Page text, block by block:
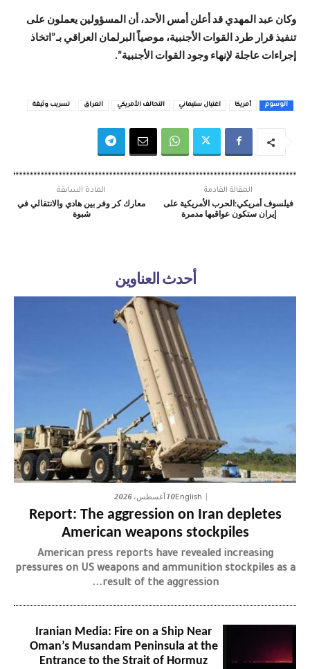
وكان عبد المهدي قد أعلن أمس الأحد، أن المسؤولين يعملون على
تنفيذ قرار طرد القوات الأجنبية، موصياً البرلمان العراقي بـ”اتخاذ
إجراءات عاجلة لإنهاء وجود القوات الأجنبية”.
الوسوم أمريكا اغتيال سليماني التحالف الأمريكي العراق تسريب وثيقة
المادة السابقة
معارك كر وفر بين هادي والانتقالي في
شبوة
المقالة القادمة
فيلسوف أمريكي:الحرب الأمريكية على
إيران ستكون عواقبها مدمرة
أحدث العناوين
English10 أغسطس، 2026
Report: The aggression on Iran depletes
American weapons stockpiles
American press reports have revealed increasing
pressures on US weapons and ammunition stockpiles as a
result of the aggression...
Iranian Media: Fire on a Ship Near
Oman’s Musandam Peninsula at the
Entrance to the Strait of Hormuz